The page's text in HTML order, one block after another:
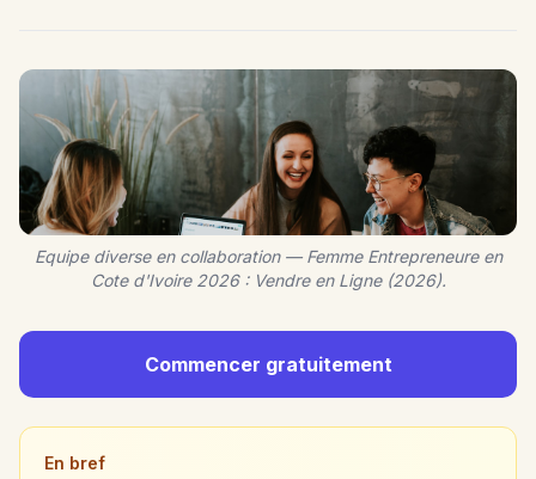
Equipe diverse en collaboration — Femme Entrepreneure en
Cote d'Ivoire 2026 : Vendre en Ligne (2026).
Commencer gratuitement
En bref